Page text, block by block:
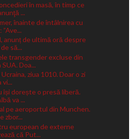
în masă, în timp ce
...
înainte de întâlnirea cu
”Ave...
anunț de ultimă oră despre
să...
transgender excluse din
Doa...
ziua 1010. Doar o zi
vi...
își dorește o presă liberă.
va ...
pe aeroportul din Munchen.
zbor...
european de externe
că Put...